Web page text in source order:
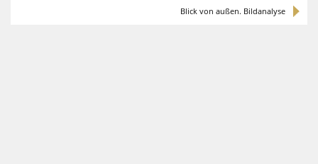
Blick von außen. Bildanalyse